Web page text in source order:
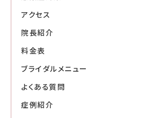
アクセス
院長紹介
料金表
ブライダルメニュー
よくある質問
症例紹介